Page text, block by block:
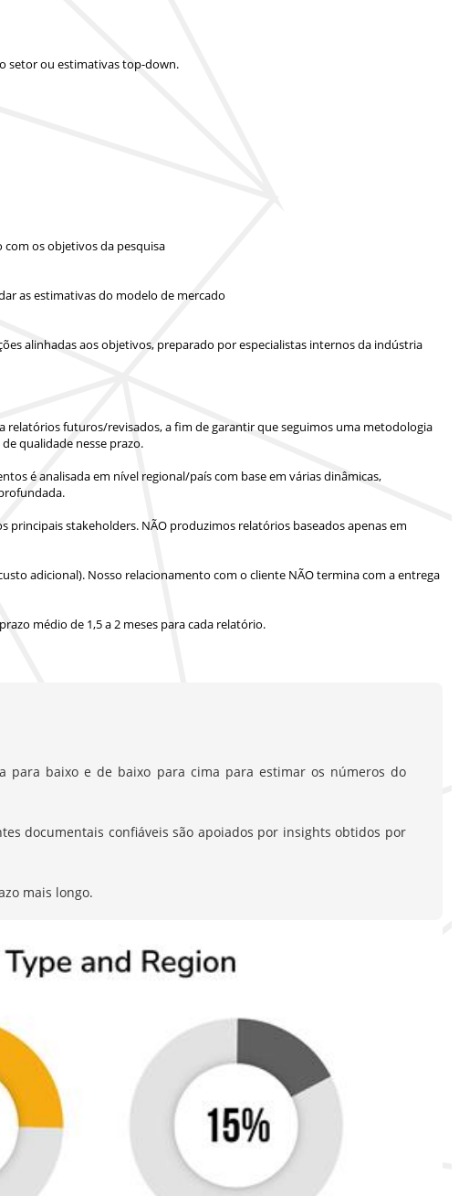
setor ou estimativas top-down.
os objetivos da pesquisa
as estimativas do modelo de mercado
alinhadas aos objetivos, preparado por especialistas internos da indústria
relatórios futuros/revisados, a fim de garantir que seguimos uma metodologia
qualidade nesse prazo.
é analisada em nível regional/país com base em várias dinâmicas,
principais stakeholders. NÃO produzimos relatórios baseados apenas em
adicional). Nosso relacionamento com o cliente NÃO termina com a entrega
médio de 1,5 a 2 meses para cada relatório.
para baixo e de baixo para cima para estimar os números do
documentais confiáveis são apoiados por insights obtidos por
mais longo.